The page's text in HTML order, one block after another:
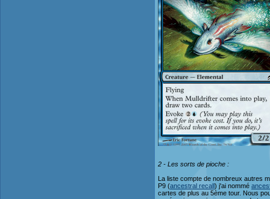
2 - Les sorts de pioche :
La liste compte de nombreux autres
P9 (ancestral recall) j'ai nommé
cartes de plus au 5ème tour. Nous